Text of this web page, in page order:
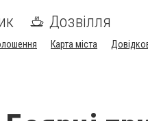
Дозвілля
Карта міста